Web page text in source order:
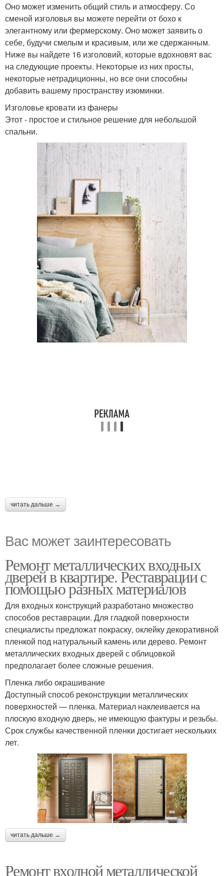
Оно может изменить общий стиль и атмосферу. Со
сменой изголовья вы можете перейти от бохо к
элегантному или фермерскому. Оно может заявить о
себе, будучи смелым и красивым, или же сдержанным.
Ниже вы найдете 16 изголовий, которые вдохновят вас
на следующие проекты. Некоторые из них просты,
некоторые нетрадиционны, но все они способны
добавить вашему пространству изюминки.
Изголовье кровати из фанеры
Этот - простое и стильное решение для небольшой
спальни.
читать дальше →
Вас может заинтересовать
Ремонт металлических входных
дверей в квартире. Реставрации с
помощью разных материалов
Для входных конструкций разработано множество
способов реставрации. Для гладкой поверхности
специалисты предложат покраску, оклейку декоративной
пленкой под натуральный камень или дерево. Ремонт
металлических входных дверей с облицовкой
предполагает более сложные решения.
Пленка либо окрашивание
Доступный способ реконструкции металлических
поверхностей — пленка. Материал наклеивается на
плоскую входную дверь, не имеющую фактуры и резьбы.
Срок службы качественной пленки достигает нескольких
лет.
читать дальше →
Ремонт входной металлической